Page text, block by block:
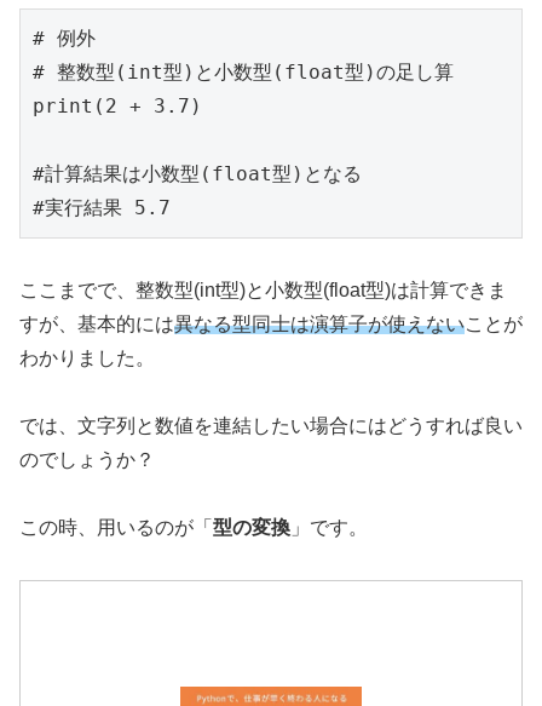
# 例外
# 整数型(int型)と小数型(float型)の足し算
print(2 + 3.7)
#計算結果は小数型(float型)となる
#実行結果 5.7
ここまでで、整数型(int型)と小数型(float型)は計算できま
すが、基本的には異なる型同士は演算子が使えないことが
わかりました。
では、文字列と数値を連結したい場合にはどうすれば良い
のでしょうか？
この時、用いるのが「 型の変換 」です。